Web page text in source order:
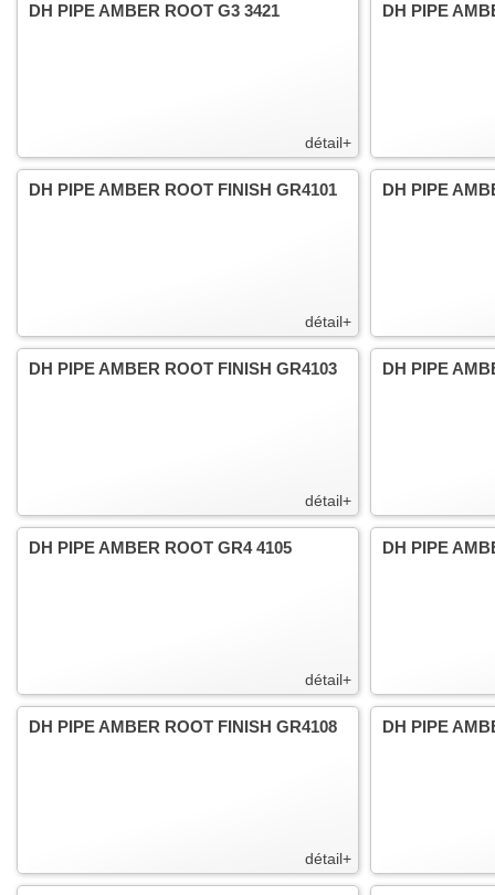
détail+
DH PIPE AMBER ROOT G3 3421 DH PIPE
détail+
DH PIPE AMBER ROOT FINISH GR4101 DH PIPE
détail+
DH PIPE AMBER ROOT FINISH GR4103 DH PIPE
détail+
DH PIPE AMBER ROOT GR4 4105 DH PIPE
détail+
DH PIPE AMBER ROOT FINISH GR4108 DH PIPE